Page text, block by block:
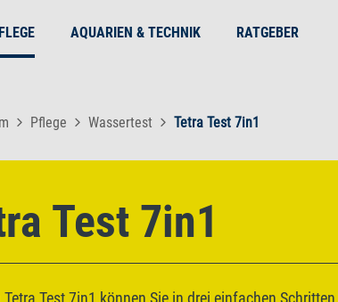
AQUARIEN & TECHNIK RATGEBER
Pflege Wassertest Tetra Test 7in1
Test 7in1
Test 7in1 können Sie in drei einfachen Schritten